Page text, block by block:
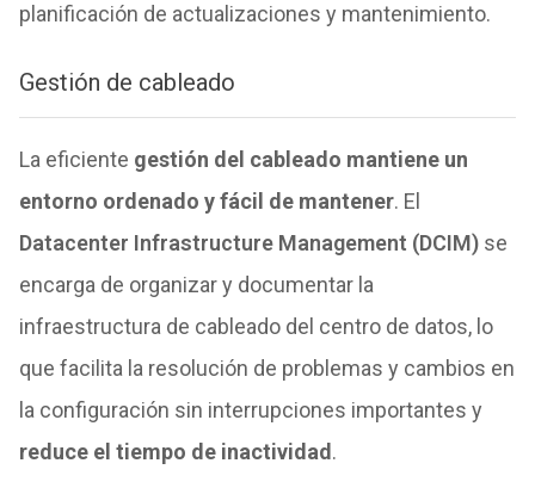
planificación de actualizaciones y mantenimiento.
Gestión de cableado
La eficiente gestión del cableado mantiene un
entorno ordenado y fácil de mantener. El
Datacenter Infrastructure Management (DCIM)se
encarga de organizar y documentar la
infraestructura de cableado del centro de datos, lo
que facilita la resolución de problemas y cambios en
la configuración sin interrupciones importantes y
reduce el tiempo de inactividad.